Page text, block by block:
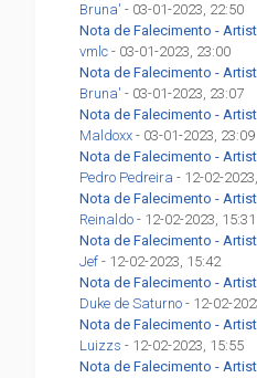
Bruna' - 03-01-2023, 22:50
Nota de Falecimento -
vmlc - 03-01-2023, 23:00
Nota de Falecimento -
Bruna' - 03-01-2023, 23:07
Nota de Falecimento -
Maldoxx - 03-01-2023, 23:09
Nota de Falecimento -
Pedro Pedreira - 12-02-
Nota de Falecimento -
Reinaldo - 12-02-2023, 15:31
Nota de Falecimento -
Jef - 12-02-2023, 15:42
Nota de Falecimento -
Duke de Saturno - 12-02-
Nota de Falecimento -
Luizzs - 12-02-2023, 15:55
Nota de Falecimento -